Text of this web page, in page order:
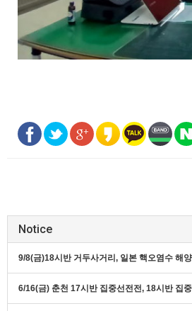
Notice
9/8(금)18시반 거두사거리, 일본 핵오염수 해
6/16(금) 춘천 17시반 집중선전전, 18시반 집